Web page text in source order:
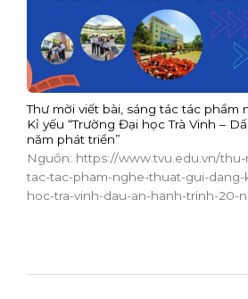
Thư mời viết bài, sáng tác tác phẩm
Kỉ yếu “Trường Đại học Trà Vinh –
năm phát triển”
Nguồn: https://www.tvu.edu.vn/
tac-tac-pham-nghe-thuat-gui-
hoc-tra-vinh-dau-an-hanh-trinh-20-